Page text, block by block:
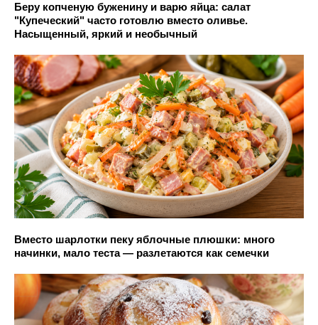
Беру копченую буженину и варю яйца: салат
"Купеческий" часто готовлю вместо оливье.
Насыщенный, яркий и необычный
Вместо шарлотки пеку яблочные плюшки: много
начинки, мало теста — разлетаются как семечки